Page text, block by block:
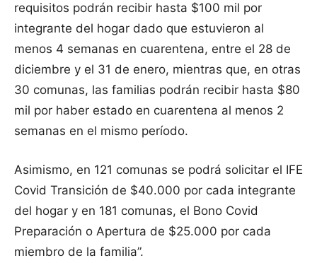
requisitos podrán recibir hasta $100 mil por
integrante del hogar dado que estuvieron al
menos 4 semanas en cuarentena, entre el 28 de
diciembre y el 31 de enero, mientras que, en otras
30 comunas, las familias podrán recibir hasta $80
mil por haber estado en cuarentena al menos 2
semanas en el mismo período.
Asimismo, en 121 comunas se podrá solicitar el IFE
Covid Transición de $40.000 por cada integrante
del hogar y en 181 comunas, el Bono Covid
Preparación o Apertura de $25.000 por cada
miembro de la familia”.